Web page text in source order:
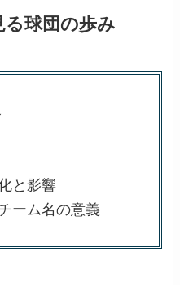
る球団の歩み
と影響
ーム名の意義